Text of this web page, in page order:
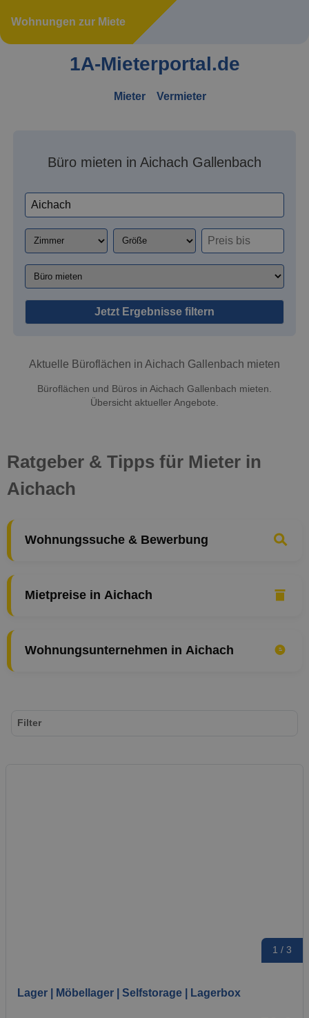
Wohnungen zur Miete
1A-Mieterportal.de
Mieter Vermieter
Büro mieten in Aichach Gallenbach
Jetzt Ergebnisse filtern
Aktuelle Büroflächen in Aichach Gallenbach mieten
Büroflächen und Büros in Aichach Gallenbach mieten.
Übersicht aktueller Angebote.
Ratgeber & Tipps für Mieter in
Aichach
Wohnungssuche & Bewerbung
Mietpreise in Aichach
Wohnungsunternehmen in Aichach
1 / 3
Lager | Möbellager | Selfstorage | Lagerbox
Filter